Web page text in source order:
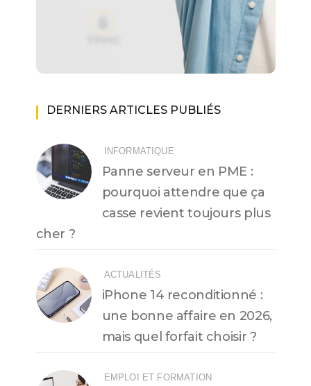
DERNIERS ARTICLES PUBLIÉS
INFORMATIQUE
Panne serveur en PME :
pourquoi attendre que ça
casse revient toujours plus
cher ?
ACTUALITÉS
iPhone 14 reconditionné :
une bonne affaire en 2026,
mais quel forfait choisir ?
EMPLOI ET FORMATION